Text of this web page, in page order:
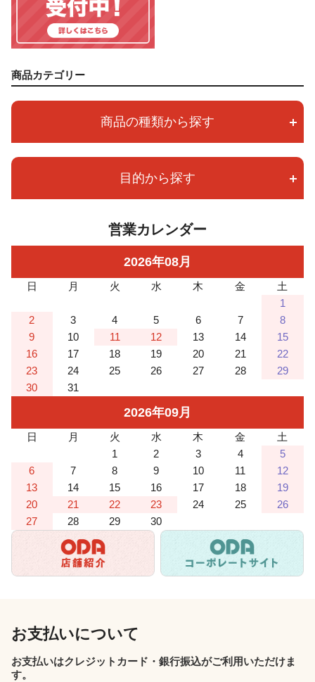
商品カテゴリー
商品の種類から探す
目的から探す
営業カレンダー
2026年08月
日 月 火 水 木 金
土
1
2
3 4 5 6 7
8
9
10 11 12 13 14
15
16
17 18 19 20 21
22
23
24 25 26 27 28
29
30
31
2026年09月
日 月 火 水 木 金
土
1
2 3 4
5
6
7 8 9 10 11
12
13
14 15 16 17 18
19
20
21 22 23 24 25
26
27
28 29 30
お支払いについて
お支払いはクレジットカード・銀行振込がご利用いただけま
す。